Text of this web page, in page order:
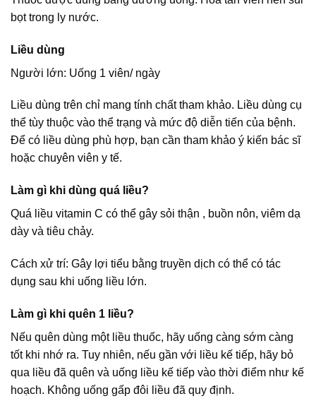
bọt trong ly nước.
Liều dùng
Người lớn: Uống 1 viên/ ngày
Liều dùng trên chỉ mang tính chất tham khảo. Liều dùng cụ
thể tùy thuộc vào thể trạng và mức độ diễn tiến của bệnh.
Để có liều dùng phù hợp, bạn cần tham khảo ý kiến bác sĩ
hoặc chuyên viên y tế.
Làm gì khi dùng quá liều?
Quá liều vitamin C có thể gây sỏi thận , buồn nôn, viêm dạ
dày và tiêu chảy.
Cách xử trí: Gây lợi tiểu bằng truyền dịch có thể có tác
dụng sau khi uống liều lớn.
Làm gì khi quên 1 liều?
Nếu quên dùng một liều thuốc, hãy uống càng sớm càng
tốt khi nhớ ra. Tuy nhiên, nếu gần với liều kế tiếp, hãy bỏ
qua liều đã quên và uống liều kế tiếp vào thời điểm như kế
hoạch. Không uống gấp đôi liều đã quy định.